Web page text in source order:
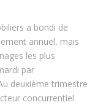
a bondi de
annuel, mais
les plus
par
deuxième trimestre
concurrentiel